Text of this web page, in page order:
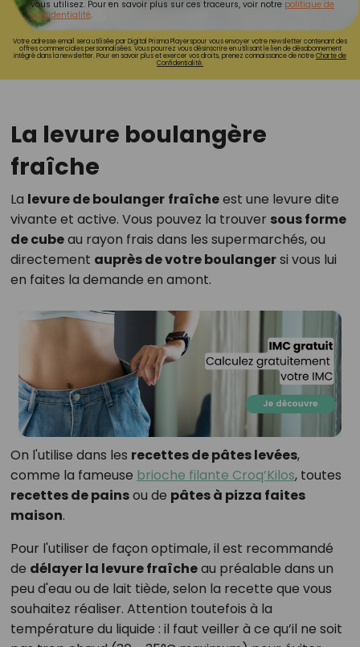
vous utilisez. Pour en savoir plus sur ces traceurs, voir notre politique de
confidentialité.
Votre adresse email sera utilisée par Digital Prisma Playerspour vous envoyer votre newsletter contenant des
offres commerciales personnalisées. Vous pourrez vous désinscrire en utilisant le lien de désabonnement
intégré dans la newsletter. Pour en savoir plus et exercer vos droits, prenez connaissance de notreCharte de
Confidentialité.
La levure boulangère
fraîche
La levure de boulanger fraîcheest une levure dite
vivante et active. Vous pouvez la trouver sous forme
de cubeau rayon frais dans les supermarchés, ou
directement auprès de votre boulangersi vous lui
en faites la demande en amont.
On l'utilise dans les recettes de pâtes levées,
comme la fameuse brioche filante Croq’Kilos, toutes
recettes de painsou de pâtes à pizza faites
maison.
Pour l'utiliser de façon optimale, il est recommandé
de délayer la levure fraîcheau préalable dans un
peu d'eau ou de lait tiède, selon la recette que vous
souhaitez réaliser. Attention toutefois à la
température du liquide : il faut veiller à ce qu’il ne soit